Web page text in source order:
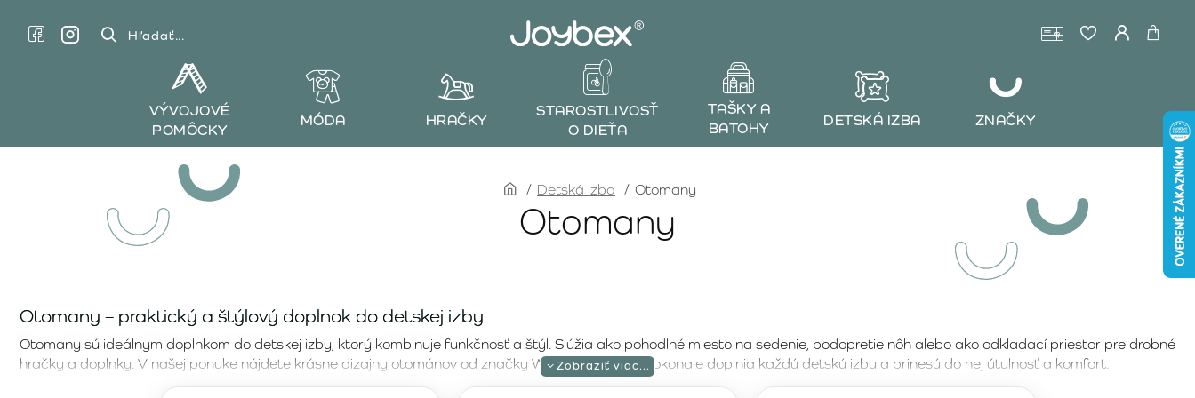
Hľadať...
VÝVOJOVÉ
POMÔCKY
MÓDA HRAČKY
STAROSTLIVOSŤ
O DIEŤA
TAŠKY A
BATOHY
DETSKÁ IZBA ZNAČKY
Otomany
homeDetská izba Otomany
Otomany – praktický a štýlový doplnok do detskej izby
Otomany sú ideálnym doplnkom do detskej izby, ktorý kombinuje funkčnosť a štýl. Slúžia ako pohodlné miesto na sedenie, podopretie nôh alebo ako odkladací priestor pre drobné
hračky a doplnky. V našej ponuke nájdete krásne dizajny otománov od značky Wigiwama, ktoré dokonale doplnia každú detskú izbu a prinesú do nej útulnosť a komfort.
Wigiwama Blueberry Blue Square Ottoman – elegantný modrý dizajn